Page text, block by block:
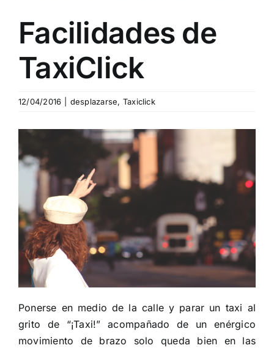
Blog
Contacto
Facilidades de
TaxiClick
12/04/2016 desplazarse, Taxiclick
Ponerse en medio de la calle y parar un taxi al
grito de “¡Taxi!” acompañado de un enérgico
movimiento de brazo solo queda bien en las